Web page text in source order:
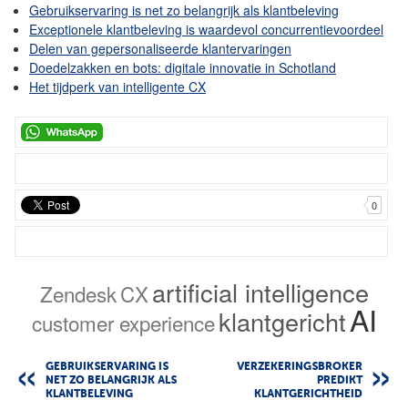
Gebruikservaring is net zo belangrijk als klantbeleving
Exceptionele klantbeleving is waardevol concurrentievoordeel
Delen van gepersonaliseerde klantervaringen
Doedelzakken en bots: digitale innovatie in Schotland
Het tijdperk van intelligente CX
0
ZendeskCXartificial intelligence
customer experienceklantgerichtAI
GEBRUIKSERVARING IS
NET ZO BELANGRIJK ALS
KLANTBELEVING
VERZEKERINGSBROKER
PREDIKT
KLANTGERICHTHEID